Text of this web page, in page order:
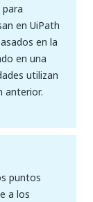
en UiPath
en la
en una
utilizan
anterior.
puntos
a los